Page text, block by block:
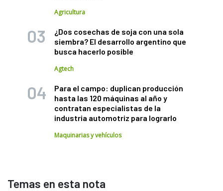
Agricultura
¿Dos cosechas de soja con una sola
siembra? El desarrollo argentino que
busca hacerlo posible
Agtech
Para el campo: duplican producción
hasta las 120 máquinas al año y
contratan especialistas de la
industria automotriz para lograrlo
Maquinarias y vehículos
Temas en esta nota